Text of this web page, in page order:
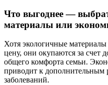
Что выгоднее —
материалы или
Хотя экологичные
цену, они окупаются за счет
общего комфорта семьи.
приводит к дополнительным
заболеваний.